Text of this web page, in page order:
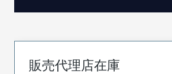
販売代理店在庫